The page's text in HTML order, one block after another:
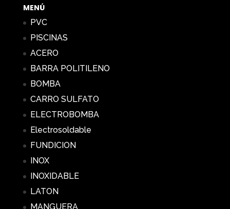
MENÚ
PVC
PISCINAS
ACERO
BARRA POLITILENO
BOMBA
CARRO SULFATO
ELECTROBOMBA
Electrosoldable
FUNDICION
INOX
INOXIDABLE
LATON
MANGUERA